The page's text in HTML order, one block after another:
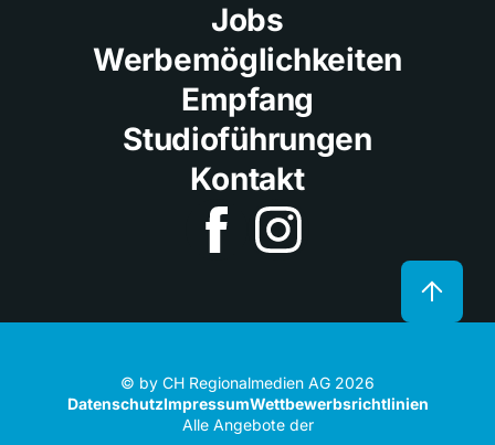
Jobs
Werbemöglichkeiten
Empfang
Studioführungen
Kontakt
© by CH Regionalmedien AG 2026
DatenschutzImpressumWettbewerbsrichtlinien
Alle Angebote der